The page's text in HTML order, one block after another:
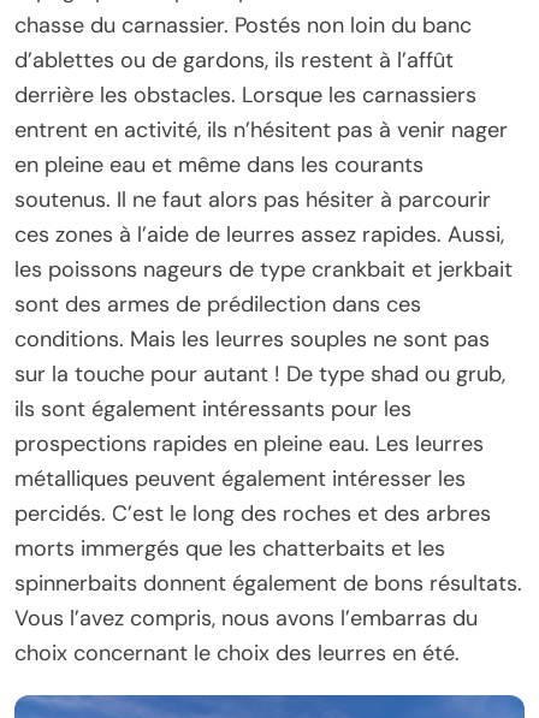
chasse du carnassier. Postés non loin du banc
d’ablettes ou de gardons, ils restent à l’affût
derrière les obstacles. Lorsque les carnassiers
entrent en activité, ils n’hésitent pas à venir nager
en pleine eau et même dans les courants
soutenus. Il ne faut alors pas hésiter à parcourir
ces zones à l’aide de leurres assez rapides. Aussi,
les poissons nageurs de type crankbait et jerkbait
sont des armes de prédilection dans ces
conditions. Mais les leurres souples ne sont pas
sur la touche pour autant ! De type shad ou grub,
ils sont également intéressants pour les
prospections rapides en pleine eau. Les leurres
métalliques peuvent également intéresser les
percidés. C’est le long des roches et des arbres
morts immergés que les chatterbaits et les
spinnerbaits donnent également de bons résultats.
Vous l’avez compris, nous avons l’embarras du
choix concernant le choix des leurres en été.